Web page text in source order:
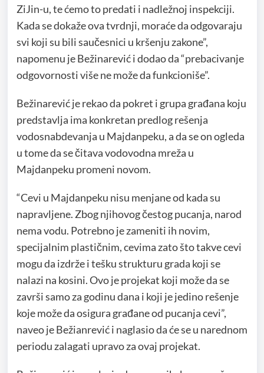
ZiJin-u, te ćemo to predati i nadležnoj inspekciji.
Kada se dokaže ova tvrdnji, moraće da odgovaraju
svi koji su bili saučesnici u kršenju zakone”,
napomenu je Bežinarević i dodao da “prebacivanje
odgovornosti više ne može da funkcioniše”.
Bežinarević je rekao da pokret i grupa građana koju
predstavlja ima konkretan predlog rešenja
vodosnabdevanja u Majdanpeku, a da se on ogleda
u tome da se čitava vodovodna mreža u
Majdanpeku promeni novom.
“Cevi u Majdanpeku nisu menjane od kada su
napravljene. Zbog njihovog čestog pucanja, narod
nema vodu. Potrebno je zameniti ih novim,
specijalnim plastičnim, cevima zato što takve cevi
mogu da izdrže i tešku strukturu grada koji se
nalazi na kosini. Ovo je projekat koji može da se
završi samo za godinu dana i koji je jedino rešenje
koje može da osigura građane od pucanja cevi”,
naveo je Bežianrević i naglasio da će se u narednom
periodu zalagati upravo za ovaj projekat.